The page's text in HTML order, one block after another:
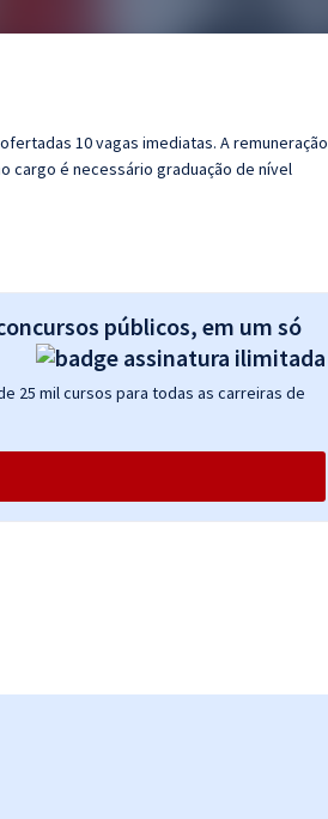
10 vagas imediatas. A remuneração
cargo é necessário graduação de nível
públicos, em um só
25 mil cursos para todas as carreiras de